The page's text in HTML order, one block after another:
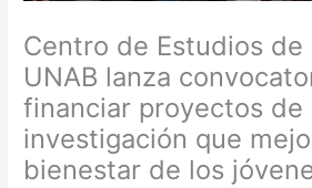
Centro de Estudios
UNAB lanza
financiar proyectos de
investigación que
bienestar de los